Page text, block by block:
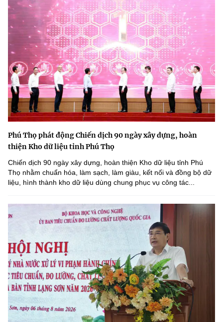
Phú Thọ phát động Chiến dịch 90 ngày xây dựng, hoàn
thiện Kho dữ liệu tỉnh Phú Thọ
Chiến dịch 90 ngày xây dựng, hoàn thiện Kho dữ liệu tỉnh Phú
Thọ nhằm chuẩn hóa, làm sạch, làm giàu, kết nối và đồng bộ dữ
liệu, hình thành kho dữ liệu dùng chung phục vụ công tác...